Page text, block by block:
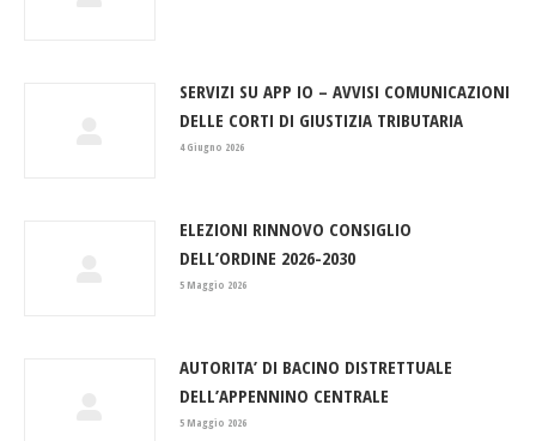
SERVIZI SU APP IO – AVVISI COMUNICAZIONI
DELLE CORTI DI GIUSTIZIA TRIBUTARIA
4 Giugno 2026
ELEZIONI RINNOVO CONSIGLIO
DELL’ORDINE 2026-2030
5 Maggio 2026
AUTORITA’ DI BACINO DISTRETTUALE
DELL’APPENNINO CENTRALE
5 Maggio 2026